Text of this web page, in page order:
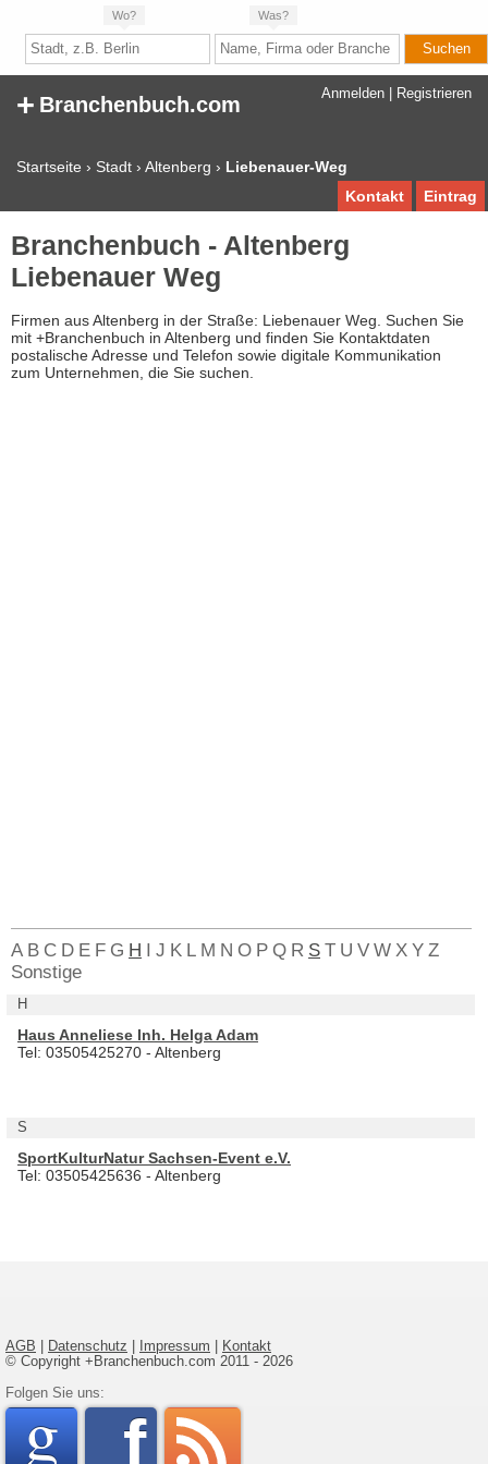
Wo? Was?
Anmelden Registrieren
+ Branchenbuch.com
Startseite › Stadt › Altenberg › Liebenauer-Weg
Eintrag
Kontakt
Branchenbuch - Altenberg
Liebenauer Weg
Firmen aus Altenberg in der Straße: Liebenauer Weg. Suchen Sie
mit +Branchenbuch in Altenberg und finden Sie Kontaktdaten
postalische Adresse und Telefon sowie digitale Kommunikation
zum Unternehmen, die Sie suchen.
A B C D E F G H I J K L M N O P Q R S T U V W X Y Z
Sonstige
H
Haus Anneliese Inh. Helga Adam
Tel: 03505425270 - Altenberg
S
SportKulturNatur Sachsen-Event e.V.
Tel: 03505425636 - Altenberg
AGB Datenschutz Impressum
Kontakt
© Copyright +Branchenbuch.com 2011 - 2026
Folgen Sie uns:
google